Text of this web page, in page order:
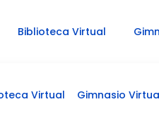
Biblioteca Virtual
Virtual Gimnasio